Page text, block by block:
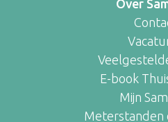
Over
E-book
Mijn
Meterstanden